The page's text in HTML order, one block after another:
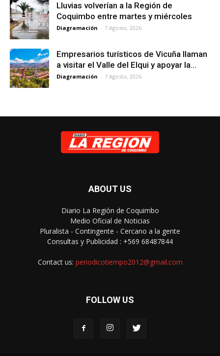
Lluvias volverían a la Región de
Coquimbo entre martes y miércoles
Diagramación - 7 Agosto, 2026
Empresarios turísticos de Vicuña llaman
a visitar el Valle del Elqui y apoyar la...
Diagramación - 7 Agosto, 2026
ABOUT US
Diario La Región de Coquimbo
Medio Oficial de Noticias
Pluralista - Contingente - Cercano a la gente
Consultas y Publicidad : +569 68487844
Contact us: periodicotiempo2012@gmail.com
FOLLOW US